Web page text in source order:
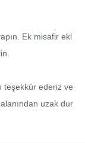
Ek misafir ekl
teşekkür ederiz ve
uzak dur